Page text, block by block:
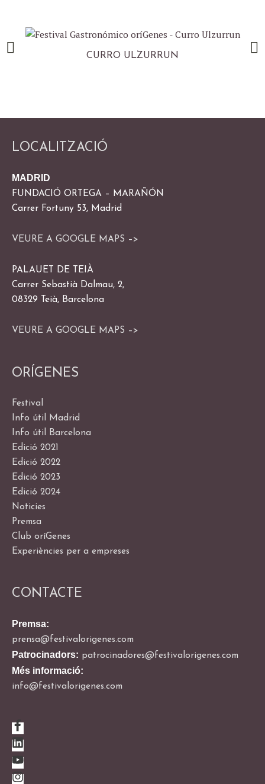
CURRO ULZURRUN
LOCALITZACIÓ
MADRID
FUNDACIÓ ORTEGA – MARAÑÓN
Carrer Fortuny 53, Madrid
VEURE A GOOGLE MAPS –>
PALAUET DE TEIÀ
Carrer Sebastià Dalmau, 2,
08329 Teià, Barcelona
VEURE A GOOGLE MAPS –>
ORÍGENES
Festival
Info útil Madrid
Info útil Barcelona
Edició 2021
Edició 2022
Edició 2023
Edició 2024
Noticies
Premsa
Club oríGenes
Experiències per a empreses
CONTACTE
Premsa:
prensa@festivalorigenes.com
Patrocinadors: patrocinadores@festivalorigenes.com
Més informació:
info@festivalorigenes.com